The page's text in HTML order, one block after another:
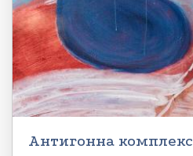
Антигонна комплекс